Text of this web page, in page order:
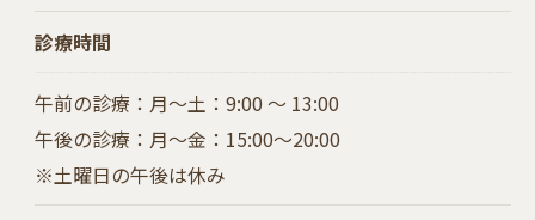
診療時間
午前の診療：月～土：9:00 〜 13:00
午後の診療：月～金：15:00～20:00
※土曜日の午後は休み